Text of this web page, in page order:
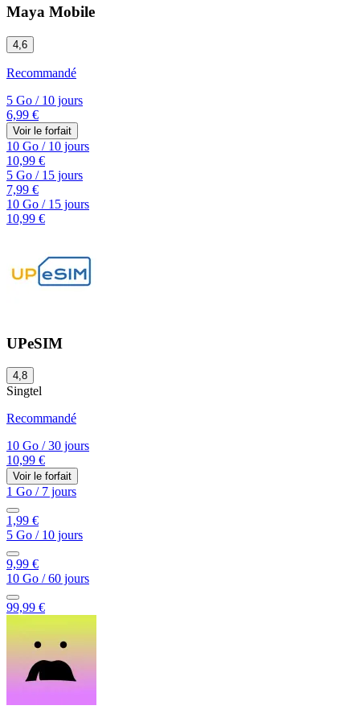
Maya Mobile
4,6
Recommandé
5 Go /10 jours
6,99 €
Voir le forfait
10 Go /10 jours
10,99 €
5 Go /15 jours
7,99 €
10 Go /15 jours
10,99 €
UPeSIM
4,8
Singtel
Recommandé
10 Go /30 jours
10,99 €
Voir le forfait
1 Go /7 jours
1,99 €
5 Go /10 jours
9,99 €
10 Go /60 jours
99,99 €